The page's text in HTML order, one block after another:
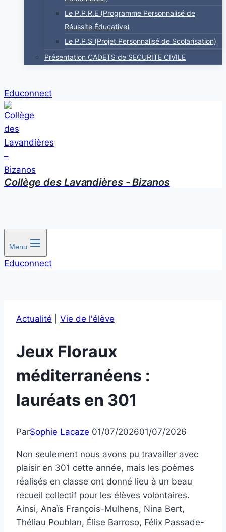
Le P.P.R.E (Programme Personnalisé de
Réussite Éducative)
Le P.P.S (Projet Personnalisé de Scolarisation)
Présentation CADETS de SECURITE CIVILE
Educonnect
Collège des Lavandières - Bizanos
Menu
Educonnect
Actualité Vie de l'élève
Jeux Floraux
méditerranéens :
lauréats en 301
ParSophie Lacaze 01/07/202601/07/2026
Non seulement nous avons pu travailler avec
plaisir en 301 cette année, mais les poèmes
réalisés en classe ont donné lieu à un beau
recueil collectif pour les élèves volontaires.
Ainsi, Anaïs François-Mulhens, Nina Bert,
Théliau Poublan, Élise Barroso, Félix Passade-